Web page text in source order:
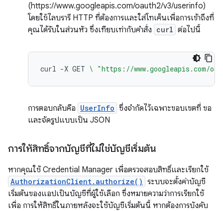
(https://www.googleapis.com/oauth2/v3/userinfo)
โดยใช้ไลบรารี HTTP ที่ต้องการและใส่โทเค็นเพื่อการเข้าถึงที่
คุณได้รับในส่วนหัว ซึ่งเทียบเท่ากับคำสั่ง curl ต่อไปนี้
curl -X GET \ "https://www.googleapis.com/
การตอบกลับคือ UserInfo ซึ่งจำกัดไว้เฉพาะขอบเขตที่ ขอ
และจัดรูปแบบเป็น JSON
การให้สิทธิ์จากบัญชีที่ไม่ใช่บัญชีเริ่มต้น
หากคุณใช้ Credential Manager เพื่อตรวจสอบสิทธิ์และเรียกใช้
AuthorizationClient.authorize() ระบบจะตั้งค่าบัญชี
เริ่มต้นของแอปเป็นบัญชีที่ผู้ใช้เลือก ซึ่งหมายความว่าการเรียกใช้
เพื่อ การให้สิทธิ์ในภายหลังจะใช้บัญชีเริ่มต้นนี้ หากต้องการบังคับ